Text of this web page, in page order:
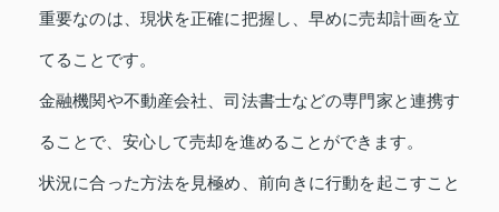
重要なのは、現状を正確に把握し、早めに売却計画を立
てることです。
金融機関や不動産会社、司法書士などの専門家と連携す
ることで、安心して売却を進めることができます。
状況に合った方法を見極め、前向きに行動を起こすこと